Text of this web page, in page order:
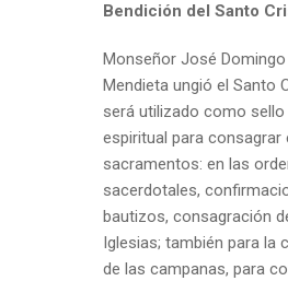
Bendición del Santo
Monseñor José Domingo
Mendieta ungió el Santo
será utilizado como sello
espiritual para consagrar
sacramentos: en las
sacerdotales,
bautizos, consagración
Iglesias; también para la
de las campanas, para